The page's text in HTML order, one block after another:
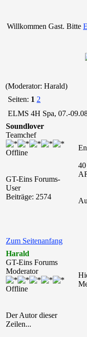
Willkommen Gast. Bitte
(Moderator: Harald)
Seiten: 1 2
ELMS 4H Spa, 07.-
Soundlover
Teamchef
Offline
GT-Eins Forums-
User
Beiträge: 2574
Zum Seitenanfang
Harald
GT-Eins Forums
Moderator
Offline
Der Autor dieser
Zeilen...